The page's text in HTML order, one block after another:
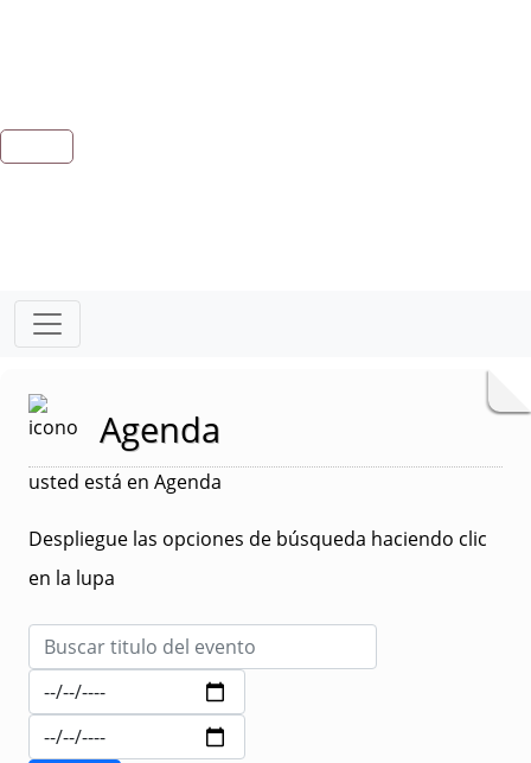
Agenda
usted está en Agenda
Despliegue las opciones de búsqueda haciendo clic
en la lupa